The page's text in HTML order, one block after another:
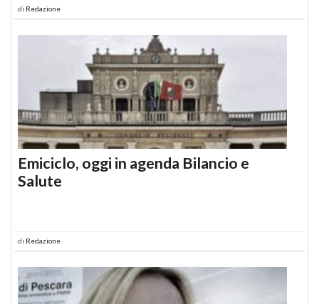
di Redazione
Emiciclo, oggi in agenda Bilancio e
Salute
di Redazione